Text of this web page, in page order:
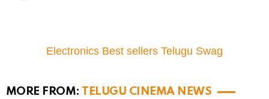
Electronics Best sellers Telugu Swag
MORE FROM: TELUGU CINEMA NEWS